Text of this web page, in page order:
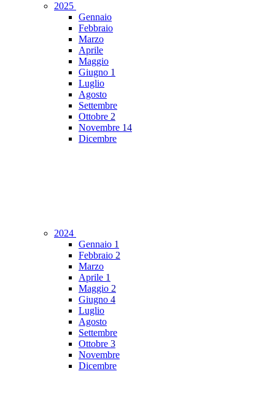
2025
Gennaio
Febbraio
Marzo
Aprile
Maggio
Giugno 1
Luglio
Agosto
Settembre
Ottobre 2
Novembre 14
Dicembre
2024
Gennaio 1
Febbraio 2
Marzo
Aprile 1
Maggio 2
Giugno 4
Luglio
Agosto
Settembre
Ottobre 3
Novembre
Dicembre